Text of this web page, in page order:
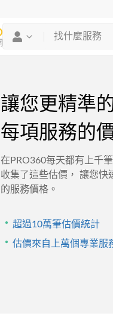
讓您更精準
每項服務的
在PRO360每天都有上千
收集了這些估價， 讓您快
的服務價格。
・ 超過10萬筆估價統計
・ 估價來自上萬個專業服